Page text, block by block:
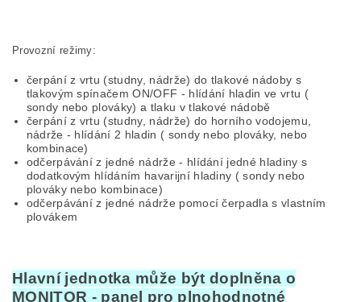
Provozní režimy:
čerpání z vrtu (studny, nádrže) do tlakové nádoby s
tlakovým spínačem ON/OFF - hlídání hladin ve vrtu (
sondy nebo plováky) a tlaku v tlakové nádobě
čerpání z vrtu (studny, nádrže) do horního vodojemu,
nádrže - hlídání 2 hladin ( sondy nebo plováky, nebo
kombinace)
odčerpávání z jedné nádrže - hlídání jedné hladiny s
dodatkovým hlídáním havarijní hladiny ( sondy nebo
plováky nebo kombinace)
odčerpávání z jedné nádrže pomocí čerpadla s vlastním
plovákem
Hlavní jednotka může být doplněna o
MONITOR - panel pro plnohodnotné